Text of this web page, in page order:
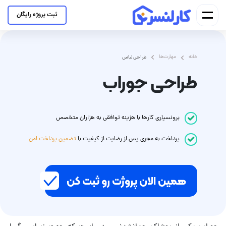
ثبت پروژه رایگان
خانه مهارت‌ها طراحی لباس
طراحی جوراب
برونسپاری کارها با هزینه توافقی به هزاران متخصص
پرداخت به مجری پس از رضایت از کیفیت با تضمین پرداخت امن
همین الان پروژت رو ثبت کن